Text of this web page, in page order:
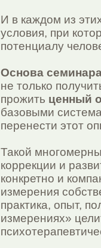
И в каждом из
условия, при
потенциалу
Основа
не только
прожить ценный
базовыми
перенести этот
Такой
коррекции и
конкретно и
измерения
практика, опыт,
измерениях»